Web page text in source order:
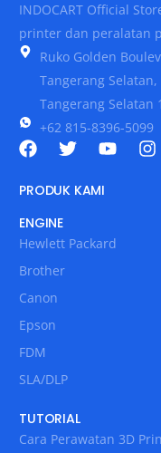
INDOCART Official
printer dan peralatan
Ruko Golden
Tangerang
Tangerang Selatan
+62 815-8396-5099
PRODUK KAMI
ENGINE
Hewlett Packard
Brother
Canon
Epson
FDM
SLA/DLP
TUTORIAL
Cara Perawatan 3D